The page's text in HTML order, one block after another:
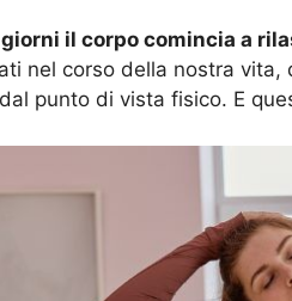
il corpo comincia a
nel corso della nostra
punto di vista fisico. E